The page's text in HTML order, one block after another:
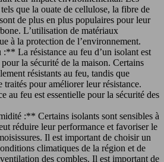
que la ouate de cellulose, la fibre de
de plus en plus populaires pour leur
L’utilisation de matériaux
à la protection de l’environnement.
La résistance au feu d’un isolant est
la sécurité de la maison. Certains
résistants au feu, tandis que
traités pour améliorer leur résistance.
au feu est essentielle pour la sécurité des
:** Certains isolants sont sensibles à
réduire leur performance et favoriser le
Il est important de choisir un
climatiques de la région et de
des combles. Il est important de